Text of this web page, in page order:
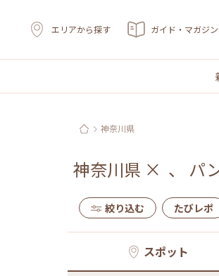
エリアから探す ガイド・マガジン
神奈川県
神奈川県 × 、 パ
絞り込む たびレポ
スポット